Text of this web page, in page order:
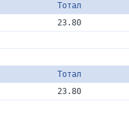
Тотал
23.80
Тотал
23.80